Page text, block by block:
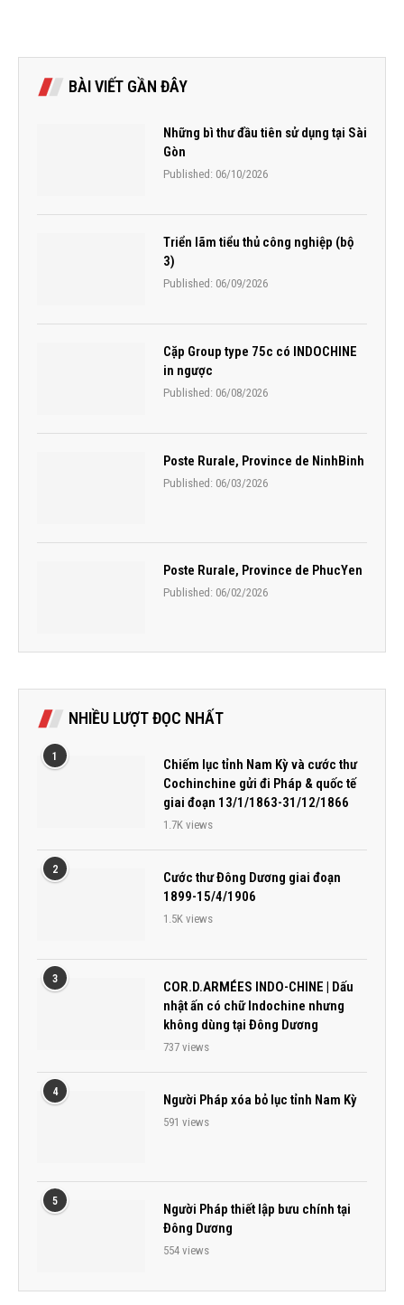
BÀI VIẾT GẦN ĐÂY
Những bì thư đầu tiên sử dụng tại Sài
Gòn
Published: 06/10/2026
Triển lãm tiểu thủ công nghiệp (bộ
3)
Published: 06/09/2026
Cặp Group type 75c có INDOCHINE
in ngược
Published: 06/08/2026
Poste Rurale, Province de NinhBinh
Published: 06/03/2026
Poste Rurale, Province de PhucYen
Published: 06/02/2026
NHIỀU LƯỢT ĐỌC NHẤT
1
Chiếm lục tỉnh Nam Kỳ và cước thư
Cochinchine gửi đi Pháp & quốc tế
giai đoạn 13/1/1863-31/12/1866
1.7K views
2
Cước thư Đông Dương giai đoạn
1899-15/4/1906
1.5K views
3
COR.D.ARMÉES INDO-CHINE | Dấu
nhật ấn có chữ Indochine nhưng
không dùng tại Đông Dương
737 views
4
Người Pháp xóa bỏ lục tỉnh Nam Kỳ
591 views
5
Người Pháp thiết lập bưu chính tại
Đông Dương
554 views